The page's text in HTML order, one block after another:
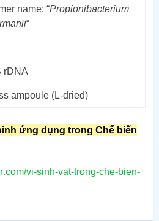
name: “Propionibacterium
“
rDNA
ampoule (L-dried)
ứng dụng trong Chế biến
vi-sinh-vat-trong-che-bien-